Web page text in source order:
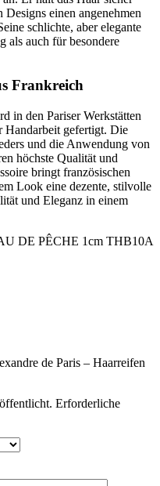
einen angenehmen
schlichte, aber elegante
als auch für besondere
Frankreich
in den Pariser Werkstätten
Handarbeit gefertigt. Die
und die Anwendung von
höchste Qualität und
bringt französischen
Look eine dezente, stilvolle
und Eleganz in einem
de Paris – Haarreifen
Erforderliche